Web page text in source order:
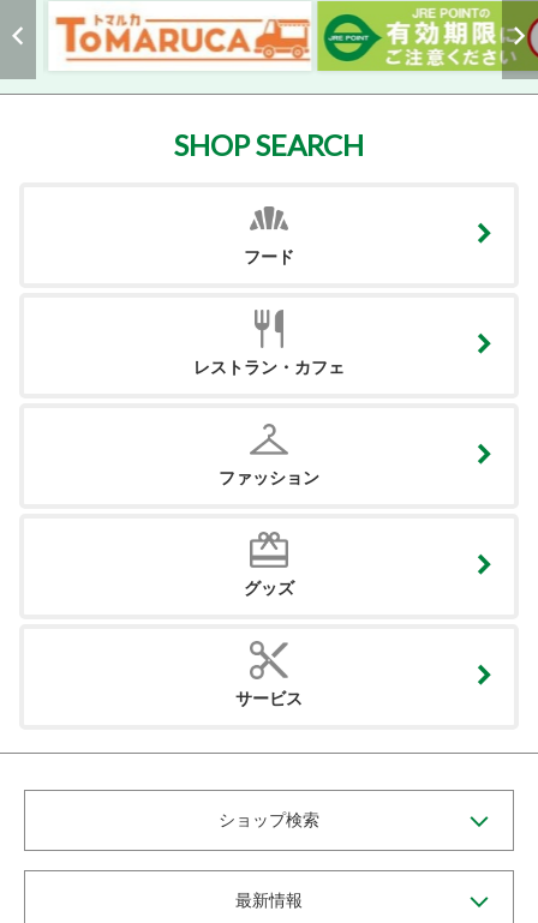
SHOP SEARCH
フード
レストラン・カフェ
ファッション
グッズ
サービス
ショップ検索
最新情報